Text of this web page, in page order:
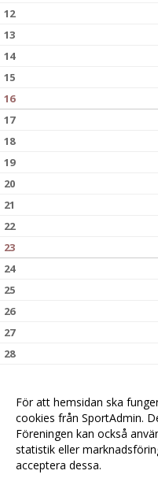
12
13
14
15
16
17
18
19
20
21
22
23
24
25
26
27
28
För att hemsidan ska
cookies från SportAdmin.
Föreningen kan också
statistik eller
acceptera dessa.